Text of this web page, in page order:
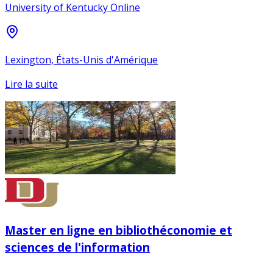
University of Kentucky Online
Lexington, États-Unis d'Amérique
Lire la suite
Master en ligne en bibliothéconomie et
sciences de l'information